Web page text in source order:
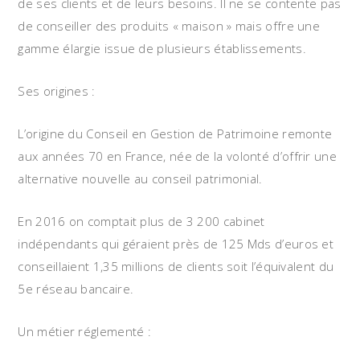
de ses clients et de leurs besoins. Il ne se contente pas
de conseiller des produits « maison » mais offre une
gamme élargie issue de plusieurs établissements.
Ses origines :
L’origine du Conseil en Gestion de Patrimoine remonte
aux années 70 en France, née de la volonté d’offrir une
alternative nouvelle au conseil patrimonial.
En 2016 on comptait plus de 3 200 cabinet
indépendants qui géraient près de 125 Mds d’euros et
conseillaient 1,35 millions de clients soit l’équivalent du
5e réseau bancaire.
Un métier réglementé :